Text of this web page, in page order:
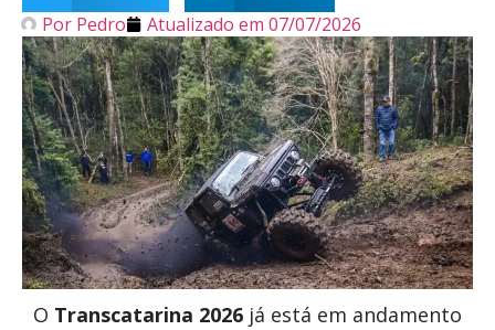
Por Pedro Atualizado em 07/07/2026
O Transcatarina 2026 já está em andamento